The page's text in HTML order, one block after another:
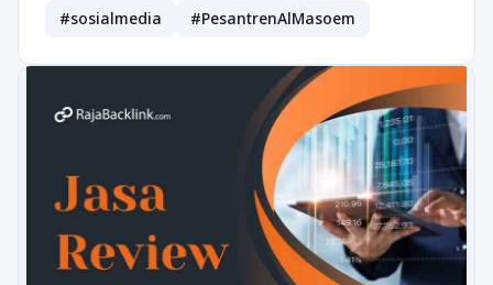
#sosialmedia
#PesantrenAlMasoem